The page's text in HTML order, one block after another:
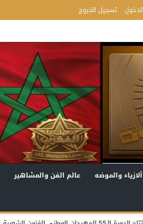
تسجيل الخروج
والموضه عالم الفن والمشاهير